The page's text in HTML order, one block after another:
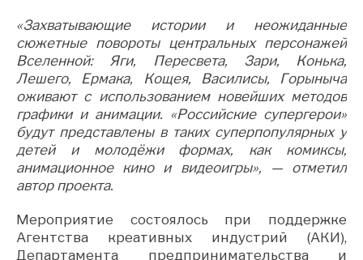
«Захватывающие истории и неожиданные
сюжетные повороты центральных персонажей
Вселенной: Яги, Пересвета, Зари, Конька,
Лешего, Ермака, Кощея, Василисы, Горыныча
оживают с использованием новейших методов
графики и анимации. «Российские супергерои»
будут представлены в таких суперпопулярных у
детей и молодёжи формах, как комиксы,
анимационное кино и видеоигры», — отметил
автор проекта.
Мероприятие состоялось при поддержке
Агентства креативных индустрий (АКИ),
Департамента предпринимательства и